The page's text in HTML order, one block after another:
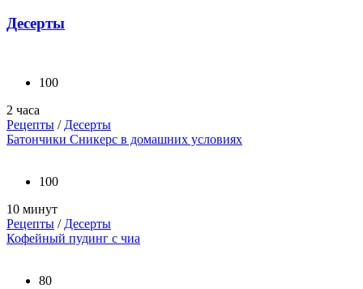
Десерты
100
2 часа
Рецепты / Десерты
Батончики Сникерс в домашних условиях
100
10 минут
Рецепты / Десерты
Кофейный пудинг с чиа
80